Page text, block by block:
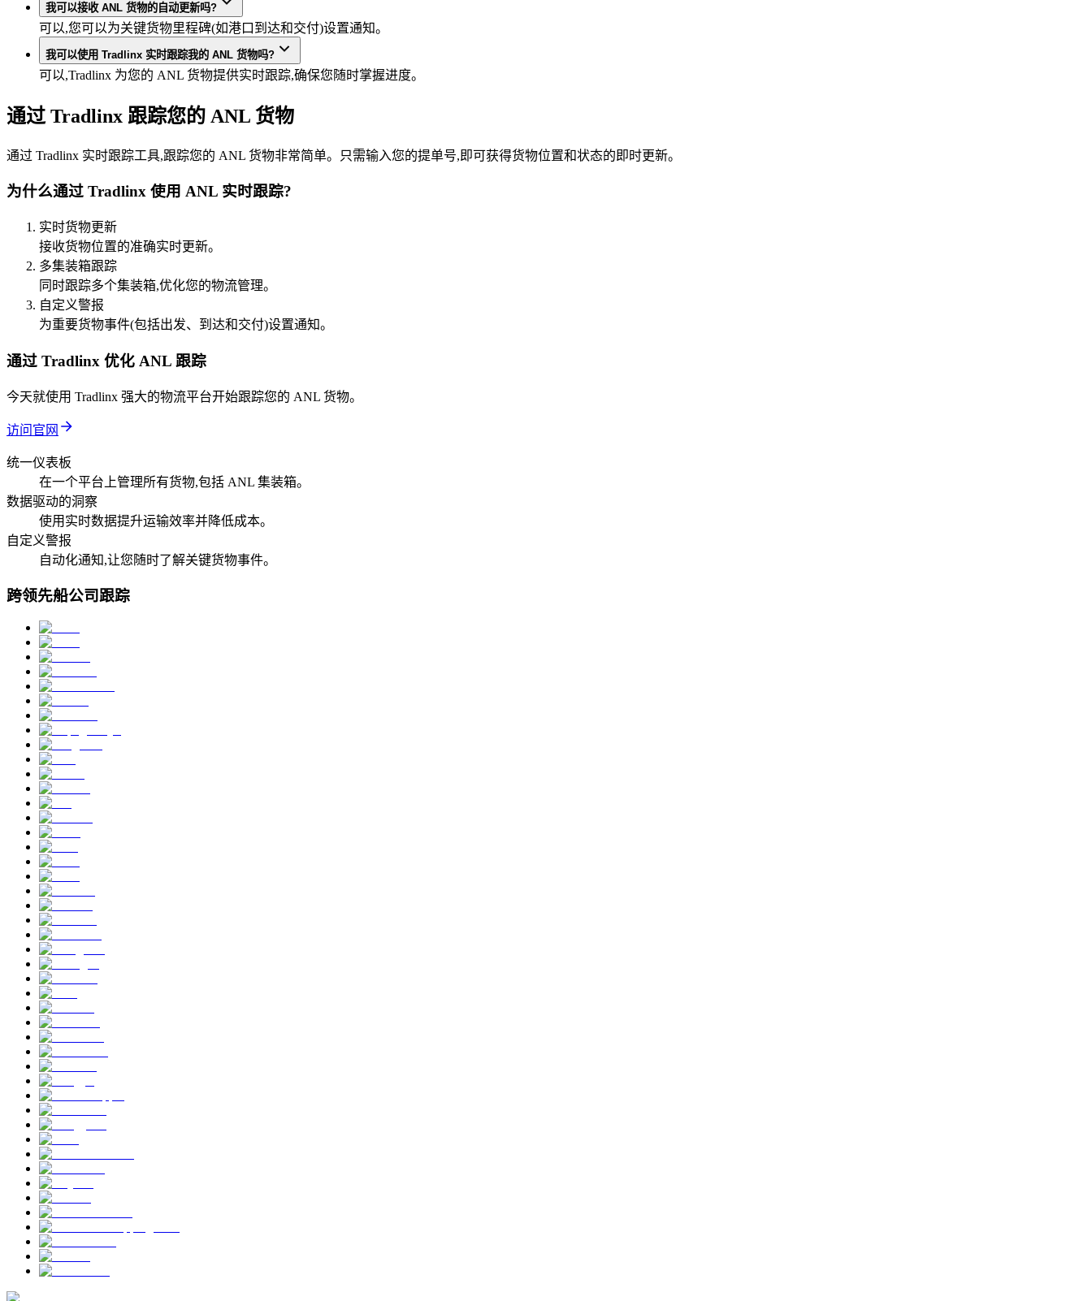
我可以接收 ANL 货物的自动更新吗?
可以,您可以为关键货物里程碑(如港口到达和交付)设置通知。
我可以使用 Tradlinx 实时跟踪我的 ANL 货物吗?
可以,Tradlinx 为您的 ANL 货物提供实时跟踪,确保您随时掌握进度。
通过 Tradlinx 跟踪您的 ANL 货物
通过 Tradlinx 实时跟踪工具,跟踪您的 ANL 货物非常简单。只需输入您的提单号,即可获得货物位置和状态的即时更新。
为什么通过 Tradlinx 使用 ANL 实时跟踪?
实时货物更新
接收货物位置的准确实时更新。
多集装箱跟踪
同时跟踪多个集装箱,优化您的物流管理。
自定义警报
为重要货物事件(包括出发、到达和交付)设置通知。
通过 Tradlinx 优化 ANL 跟踪
今天就使用 Tradlinx 强大的物流平台开始跟踪您的 ANL 货物。
访问官网
统一仪表板
在一个平台上管理所有货物,包括 ANL 集装箱。
数据驱动的洞察
使用实时数据提升运输效率并降低成本。
自定义警报
自动化通知,让您随时了解关键货物事件。
跨领先船公司跟踪